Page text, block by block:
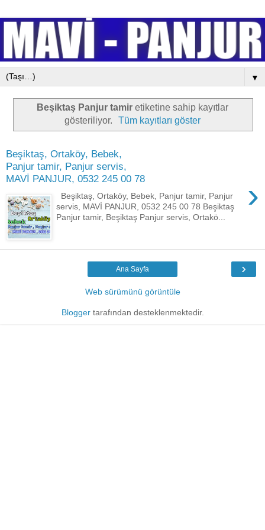
▼
Beşiktaş Panjur tamir etiketine sahip kayıtlar
gösteriliyor.
Tüm kayıtları göster
Beşiktaş, Ortaköy, Bebek,
Panjur tamir, Panjur servis,
MAVİ PANJUR, 0532 245 00 78
›
Beşiktaş, Ortaköy, Bebek, Panjur tamir, Panjur
servis, MAVİ PANJUR, 0532 245 00 78 Beşiktaş
Panjur tamir, Beşiktaş Panjur servis, Ortakö...
›
Ana Sayfa
Web sürümünü görüntüle
Bloggertarafından desteklenmektedir.